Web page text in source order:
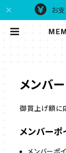
お
メンバ
御買上げ額に
メンバーポ
メンバーポ